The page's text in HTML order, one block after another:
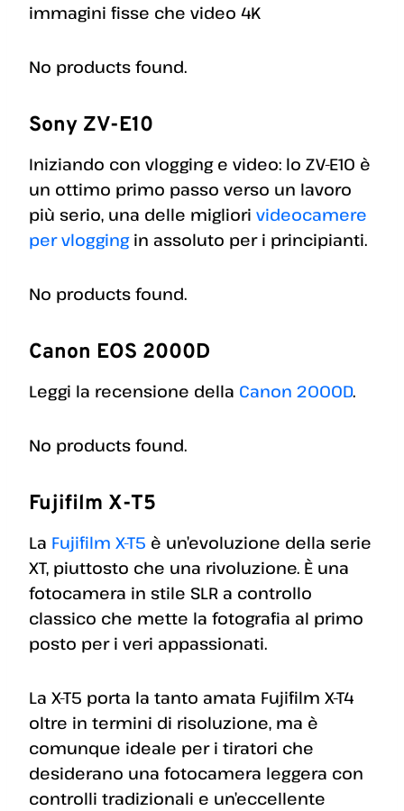
immagini fisse che video 4K
No products found.
Sony ZV-E10
Iniziando con vlogging e video: lo ZV-E10 è
un ottimo primo passo verso un lavoro
più serio, una delle migliori videocamere
per vloggingin assoluto per i principianti.
No products found.
Canon EOS 2000D
Leggi la recensione della Canon 2000D.
No products found.
Fujifilm X-T5
La Fujifilm X-T5 è un’evoluzione della serie
XT, piuttosto che una rivoluzione. È una
fotocamera in stile SLR a controllo
classico che mette la fotografia al primo
posto per i veri appassionati.
La X-T5 porta la tanto amata Fujifilm X-T4
oltre in termini di risoluzione, ma è
comunque ideale per i tiratori che
desiderano una fotocamera leggera con
controlli tradizionali e un’eccellente